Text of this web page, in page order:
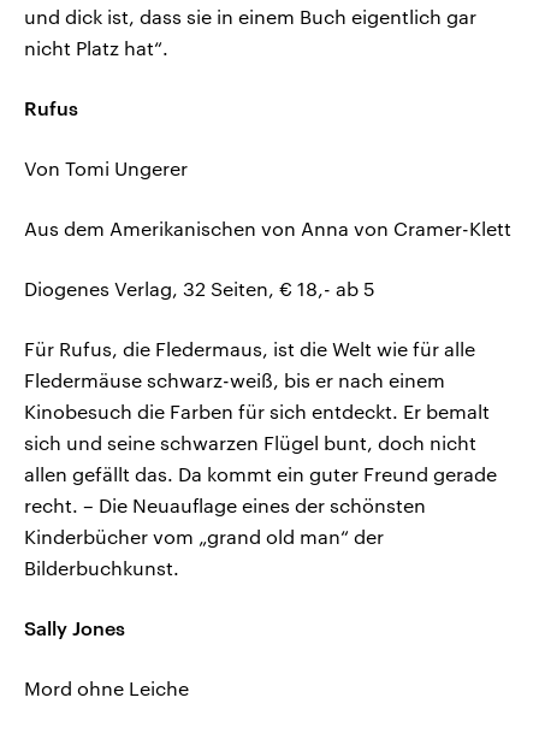
und dick ist, dass sie in einem Buch eigentlich gar
nicht Platz hat“.
Rufus
Von Tomi Ungerer
Aus dem Amerikanischen von Anna von Cramer-Klett
Diogenes Verlag, 32 Seiten, € 18,- ab 5
Für Rufus, die Fledermaus, ist die Welt wie für alle
Fledermäuse schwarz-weiß, bis er nach einem
Kinobesuch die Farben für sich entdeckt. Er bemalt
sich und seine schwarzen Flügel bunt, doch nicht
allen gefällt das. Da kommt ein guter Freund gerade
recht. – Die Neuauflage eines der schönsten
Kinderbücher vom „grand old man“ der
Bilderbuchkunst.
Sally Jones
Mord ohne Leiche